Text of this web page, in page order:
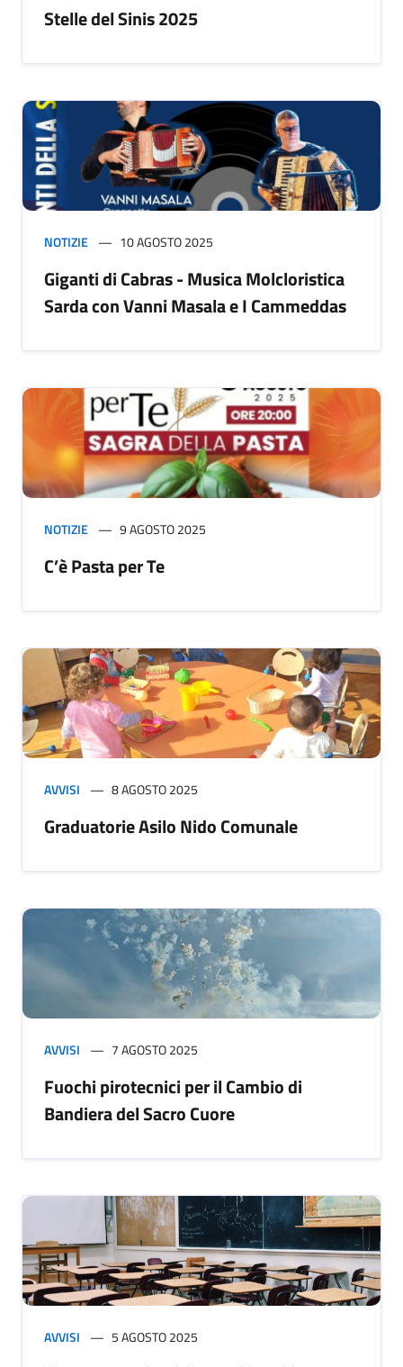
Stelle del Sinis 2025
NOTIZIE 10 AGOSTO 2025
Giganti di Cabras - Musica Molcloristica
Sarda con Vanni Masala e I Cammeddas
NOTIZIE 9 AGOSTO 2025
C’è Pasta per Te
AVVISI 8 AGOSTO 2025
Graduatorie Asilo Nido Comunale
AVVISI 7 AGOSTO 2025
Fuochi pirotecnici per il Cambio di
Bandiera del Sacro Cuore
AVVISI 5 AGOSTO 2025